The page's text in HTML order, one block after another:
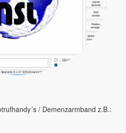
/ Demenzarmband z.B.: